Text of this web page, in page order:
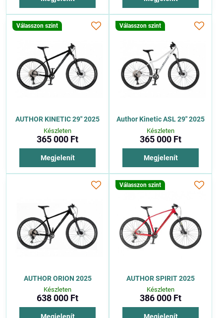
Válasszon szint
AUTHOR KINETIC 29" 2025
Készleten
365 000 Ft
Megjelenít
Válasszon szint
Author Kinetic ASL 29" 2025
Készleten
365 000 Ft
Megjelenít
AUTHOR ORION 2025
Készleten
638 000 Ft
Megjelenít
Válasszon szint
AUTHOR SPIRIT 2025
Készleten
386 000 Ft
Megjelenít